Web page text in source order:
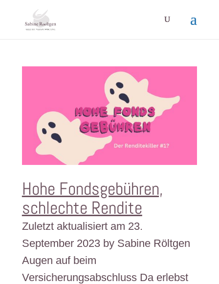
Hohe Fondsgebühren,
schlechte Rendite
Zuletzt aktualisiert am 23.
September 2023 by Sabine Röltgen
Augen auf beim
Versicherungsabschluss Da erlebst